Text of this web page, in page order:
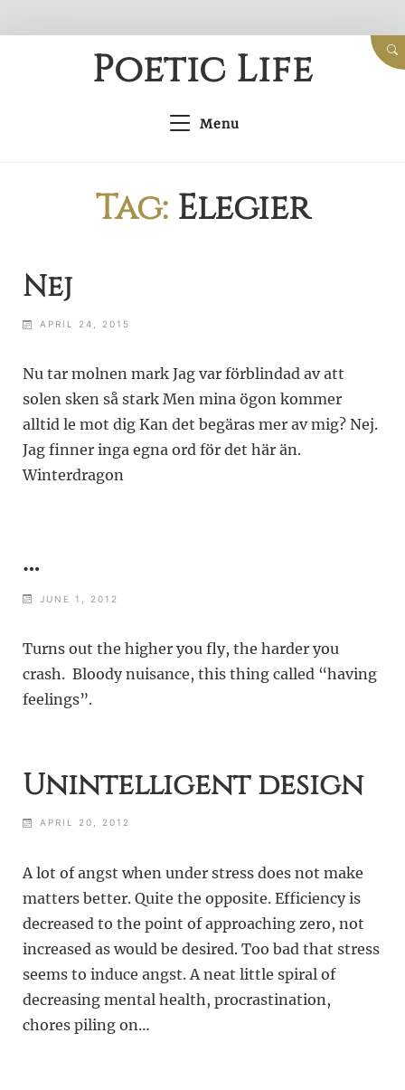
Poetic Life
Menu
Tag: Elegier
Nej
APRIL 24, 2015
Nu tar molnen mark Jag var förblindad av att
solen sken så stark Men mina ögon kommer
alltid le mot dig Kan det begäras mer av mig? Nej.
Jag finner inga egna ord för det här än.
Winterdragon
…
JUNE 1, 2012
Turns out the higher you fly, the harder you
crash. Bloody nuisance, this thing called “having
feelings”.
Unintelligent design
APRIL 20, 2012
A lot of angst when under stress does not make
matters better. Quite the opposite. Efficiency is
decreased to the point of approaching zero, not
increased as would be desired. Too bad that stress
seems to induce angst. A neat little spiral of
decreasing mental health, procrastination,
chores piling on…